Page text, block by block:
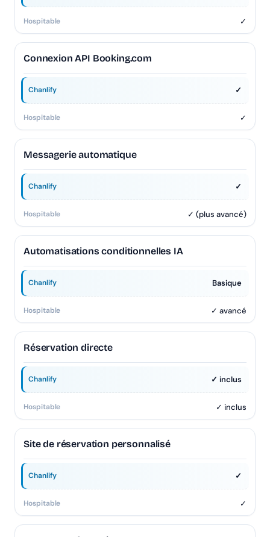
✓
Connexion API Booking.com
✓
✓
Messagerie automatique
✓
✓ (plus avancé)
Automatisations conditionnelles IA
Basique
✓ avancé
Réservation directe
✓ inclus
✓ inclus
Site de réservation personnalisé
✓
✓